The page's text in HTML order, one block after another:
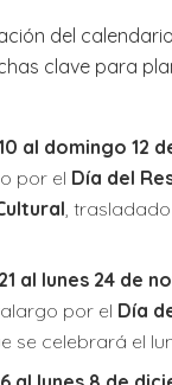
del
clave para
al domingo 12
por el Día del
,
al lunes 24 de
por el Día
se celebrará el